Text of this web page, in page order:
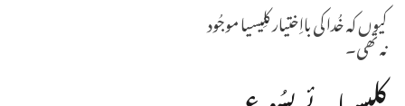
کیوں کہ خُدا کی بااِختیار کلِیسیا موجُود
نہ تھی۔